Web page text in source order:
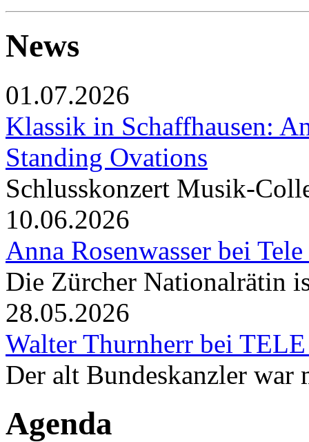
News
01.07.2026
Klassik in Schaffhausen:
Standing Ovations
Schlusskonzert Musik-
10.06.2026
Anna Rosenwasser bei
Die Zürcher Nationalrätin
28.05.2026
Walter Thurnherr bei
Der alt Bundeskanzler war
Agenda